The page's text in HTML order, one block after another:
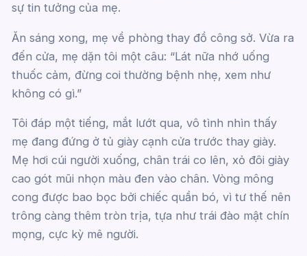
sự tin tưởng của mẹ.
Ăn sáng xong, mẹ về phòng thay đồ công sở. Vừa ra
đến cửa, mẹ dặn tôi một câu: “Lát nữa nhớ uống
thuốc cảm, đừng coi thường bệnh nhẹ, xem như
không có gì.”
Tôi đáp một tiếng, mắt lướt qua, vô tình nhìn thấy
mẹ đang đứng ở tủ giày cạnh cửa trước thay giày.
Mẹ hơi cúi người xuống, chân trái co lên, xỏ đôi giày
cao gót mũi nhọn màu đen vào chân. Vòng mông
cong được bao bọc bởi chiếc quần bó, vì tư thế nên
trông càng thêm tròn trịa, tựa như trái đào mật chín
mọng, cực kỳ mê người.